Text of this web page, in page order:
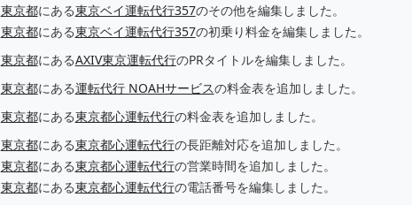
東京都にある東京ベイ運転代行357のその他を編集しました。
東京都にある東京ベイ運転代行357の初乗り料金を編集しました。
東京都にあるAXIV東京運転代行のPRタイトルを編集しました。
東京都にある運転代行 NOAHサービスの料金表を追加しました。
東京都にある東京都心運転代行の料金表を追加しました。
東京都にある東京都心運転代行の長距離対応を追加しました。
東京都にある東京都心運転代行の営業時間を追加しました。
東京都にある東京都心運転代行の電話番号を編集しました。